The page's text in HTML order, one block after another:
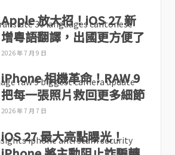
Apple 放大招！iOS 27 新
增粵語翻譯，出國更方便了
2026 年 7 月 9 日
iPhone 相機革命！RAW 9
把每一張照片救回更多細節
2026 年 7 月 7 日
iOS 27 最大亮點曝光！